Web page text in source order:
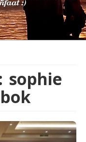
sophie